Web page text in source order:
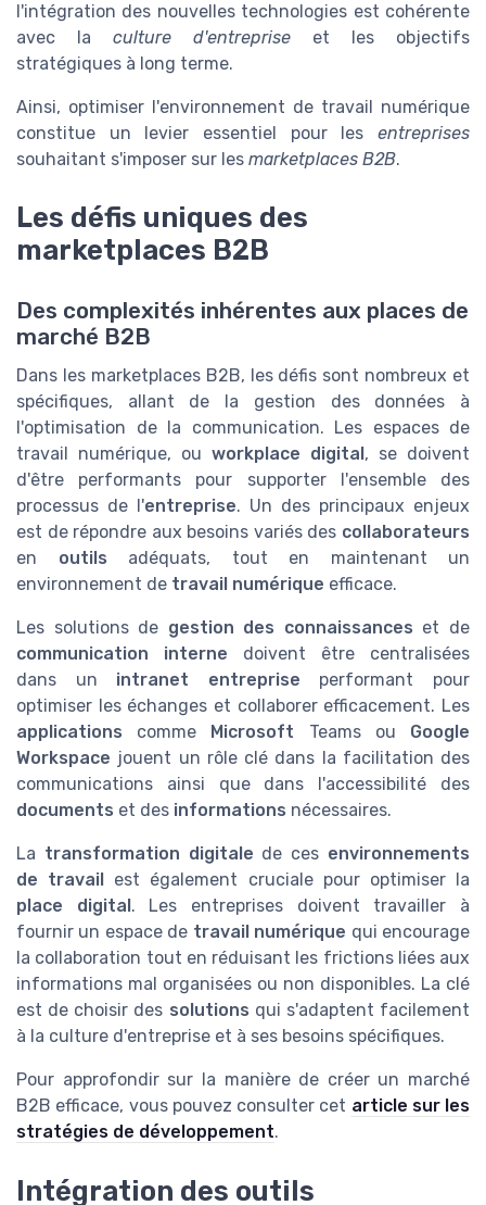
l'intégration des nouvelles technologies est cohérente
avec la culture d'entreprise et les objectifs
stratégiques à long terme.
Ainsi, optimiser l'environnement de travail numérique
constitue un levier essentiel pour les entreprises
souhaitant s'imposer sur les marketplaces B2B.
Les défis uniques des
marketplaces B2B
Des complexités inhérentes aux places de
marché B2B
Dans les marketplaces B2B, les défis sont nombreux et
spécifiques, allant de la gestion des données à
l'optimisation de la communication. Les espaces de
travail numérique, ou workplace digital , se doivent
d'être performants pour supporter l'ensemble des
processus de l'entreprise. Un des principaux enjeux
est de répondre aux besoins variés des collaborateurs
en outils adéquats, tout en maintenant un
environnement de travail numérique efficace.
Les solutions de gestion des connaissances et de
communication interne doivent être centralisées
dans un intranet entreprise performant pour
optimiser les échanges et collaborer efficacement. Les
applications comme Microsoft Teams ou Google
Workspace jouent un rôle clé dans la facilitation des
communications ainsi que dans l'accessibilité des
documents et des informations nécessaires.
La transformation digitale de ces environnements
de travail
est également cruciale pour optimiser la
place digital . Les entreprises doivent travailler à
fournir un espace de travail numérique qui encourage
la collaboration tout en réduisant les frictions liées aux
informations mal organisées ou non disponibles. La clé
est de choisir des solutions qui s'adaptent facilement
à la culture d'entreprise et à ses besoins spécifiques.
Pour approfondir sur la manière de créer un marché
B2B efficace, vous pouvez consulter cet article sur les
stratégies de développement.
Intégration des outils